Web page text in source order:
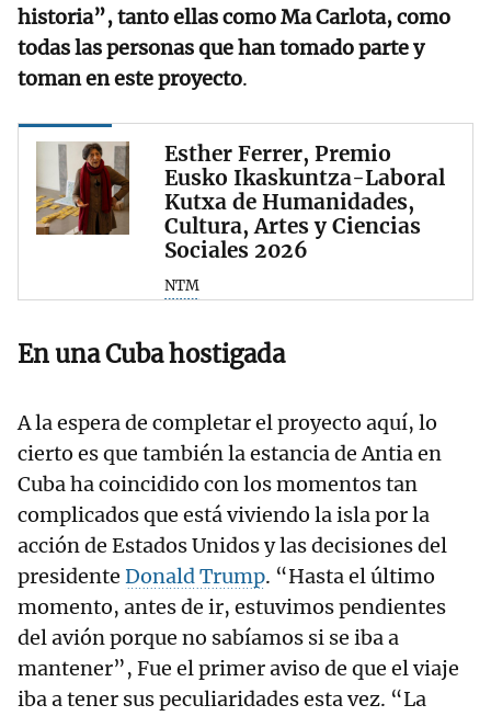
historia”, tanto ellas como Ma Carlota, como
todas las personas que han tomado parte y
toman en este proyecto.
Esther Ferrer, Premio
Eusko Ikaskuntza-Laboral
Kutxa de Humanidades,
Cultura, Artes y Ciencias
Sociales 2026
NTM
En una Cuba hostigada
A la espera de completar el proyecto aquí, lo
cierto es que también la estancia de Antia en
Cuba ha coincidido con los momentos tan
complicados que está viviendo la isla por la
acción de Estados Unidos y las decisiones del
presidente Donald Trump. “Hasta el último
momento, antes de ir, estuvimos pendientes
del avión porque no sabíamos si se iba a
mantener”, Fue el primer aviso de que el viaje
iba a tener sus peculiaridades esta vez. “La